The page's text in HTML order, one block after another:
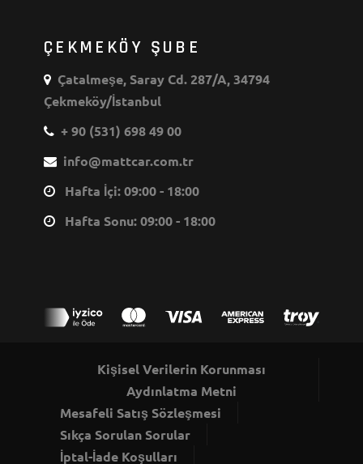
ÇEKMEKÖY ŞUBE
Çatalmeşe, Saray Cd. 287/A, 34794
Çekmeköy/İstanbul
+ 90 (531) 698 49 00
info@mattcar.com.tr
Hafta İçi: 09:00 - 18:00
Hafta Sonu: 09:00 - 18:00
Kişisel Verilerin Korunması
Aydınlatma Metni
Mesafeli Satış Sözleşmesi
Sıkça Sorulan Sorular
İptal-İade Koşulları